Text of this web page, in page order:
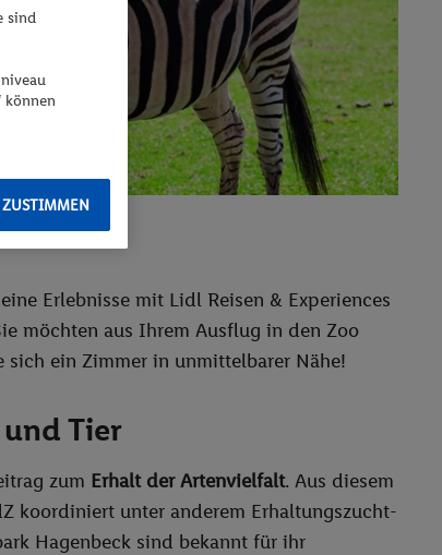
Erlebnisse mit Lidl Reisen & Experiences
möchten aus Ihrem Ausflug in den Zoo
sich ein Zimmer in unmittelbarer Nähe!
Tier
zum Erhalt der Artenvielfalt. Aus diesem
koordiniert unter anderem Erhaltungszucht-
Hagenbeck sind bekannt für ihr
sind
können
ZUSTIMMEN